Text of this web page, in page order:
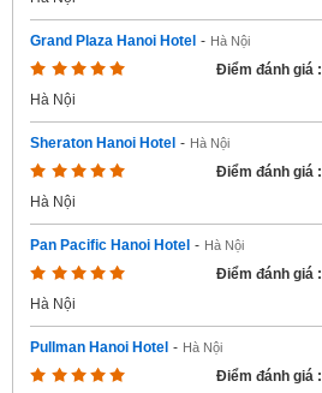
Grand Plaza Hanoi Hotel - Hà Nội
Điểm đánh giá :
Hà Nội
Sheraton Hanoi Hotel - Hà Nội
Điểm đánh giá :
Hà Nội
Pan Pacific Hanoi Hotel - Hà Nội
Điểm đánh giá :
Hà Nội
Pullman Hanoi Hotel - Hà Nội
Điểm đánh giá :